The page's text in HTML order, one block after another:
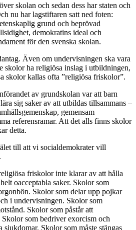
skolan och sedan dess har staten och
nu har lagstiftaren satt ned foten:
grund och beprövad
demokratins ideal och
för den svenska skolan.
Även om undervisningen ska vara
skolor ha religiösa inslag i utbildningen,
skolor kallas ofta ”religiösa friskolor”.
av grundskolan var att barn
sig saker av att utbildas tillsammans –
gemensam
referensramar. Att det alls finns skolor
detta.
till att vi socialdemokrater vill
friskolor inte klarar av att hålla
oacceptabla saker. Skolor som
Skolor som delar upp pojkar
i undervisningen. Skolor som
Skolor som påstår att
som bedriver exorcism och
Skolor som måste stängas